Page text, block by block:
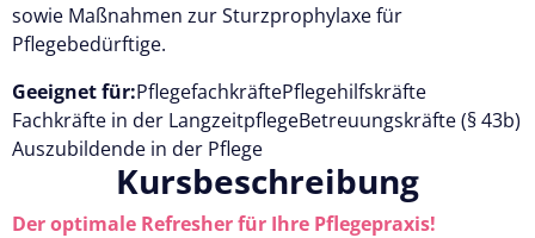
sowie Maßnahmen zur Sturzprophylaxe für
Pflegebedürftige.
Geeignet für:PflegefachkräftePflegehilfskräfte
Fachkräfte in der LangzeitpflegeBetreuungskräfte (§ 43b)
Auszubildende in der Pflege
Kursbeschreibung
Der optimale Refresher für Ihre Pflegepraxis!